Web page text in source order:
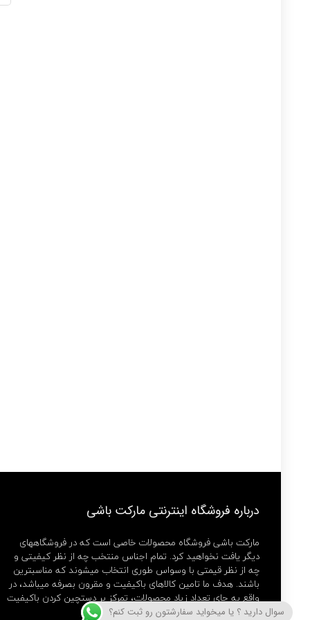
درباره فروشگاه اینترنتی مارکت باشی
مارکت باشی فروشگاه محصولات خاصی است که در فروشگاههای
دیگر یافت نخواهید کرد. تمام اجناس منتخب چه از نظر کیفیتی و
چه از نظر قیمتی با وسواس طوری انتخاب میشوند که مناسبترین
باشند. هدف ما تامین کالاهای باکیفیت و مقرون بصرفه میباشد، در
واقع به جای تعداد زیاد محصولات، تمرکز بر دستچین کردن باکیفیت
ترین ها داریم.
سوال دارید ؟ یا میخواید سفارشتون رو ثبت کنم؟